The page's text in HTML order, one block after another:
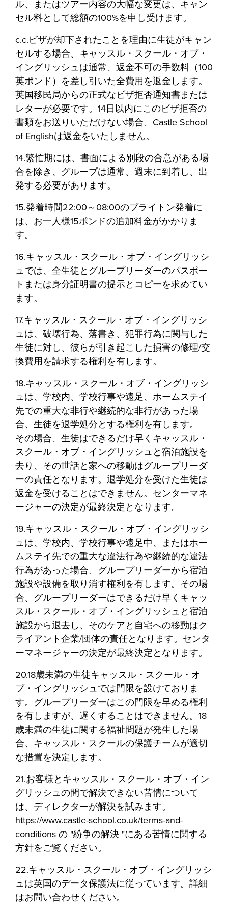
ル、またはツアー内容の大幅な変更は、キャン
セル料として総額の100%を申し受けます。
c.c.ビザが却下されたことを理由に生徒がキャン
セルする場合、キャッスル・スクール・オブ・
イングリッシュは通常、返金不可の手数料（100
英ポンド）を差し引いた全費用を返金します。
英国移民局からの正式なビザ拒否通知書または
レターが必要です。14日以内にこのビザ拒否の
書類をお送りいただけない場合、Castle School
of Englishは返金をいたしません。
14.繁忙期には、書面による別段の合意がある場
合を除き、グループは通常、週末に到着し、出
発する必要があります。
15.発着時間22:00～08:00のブライトン発着に
は、お一人様15ポンドの追加料金がかかりま
す。
16.キャッスル・スクール・オブ・イングリッシ
ュでは、全生徒とグループリーダーのパスポー
トまたは身分証明書の提示とコピーを求めてい
ます。
17.キャッスル・スクール・オブ・イングリッシ
ュは、破壊行為、落書き、犯罪行為に関与した
生徒に対し、彼らが引き起こした損害の修理/交
換費用を請求する権利を有します。
18.キャッスル・スクール・オブ・イングリッシ
ュは、学校内、学校行事や遠足、ホームステイ
先での重大な非行や継続的な非行があった場
合、生徒を退学処分とする権利を有します。
その場合、生徒はできるだけ早くキャッスル・
スクール・オブ・イングリッシュと宿泊施設を
去り、その世話と家への移動はグループリーダ
ーの責任となります。退学処分を受けた生徒は
返金を受けることはできません。センターマネ
ージャーの決定が最終決定となります。
19.キャッスル・スクール・オブ・イングリッシ
ュは、学校内、学校行事や遠足中、またはホー
ムステイ先での重大な違法行為や継続的な違法
行為があった場合、グループリーダーから宿泊
施設や設備を取り消す権利を有します。その場
合、グループリーダーはできるだけ早くキャッ
スル・スクール・オブ・イングリッシュと宿泊
施設から退去し、そのケアと自宅への移動はク
ライアント企業/団体の責任となります。センタ
ーマネージャーの決定が最終決定となります。
20.18歳未満の生徒キャッスル・スクール・オ
ブ・イングリッシュでは門限を設けておりま
す。グループリーダーはこの門限を早める権利
を有しますが、遅くすることはできません。18
歳未満の生徒に関する福祉問題が発生した場
合、キャッスル・スクールの保護チームが適切
な措置を決定します。
21.お客様とキャッスル・スクール・オブ・イン
グリッシュの間で解決できない苦情について
は、ディレクターが解決を試みます。
https://www.castle-school.co.uk/terms-and-
conditions の "紛争の解決 "にある苦情に関する
方針をご覧ください。
22.キャッスル・スクール・オブ・イングリッシ
ュは英国のデータ保護法に従っています。詳細
はお問い合わせください。